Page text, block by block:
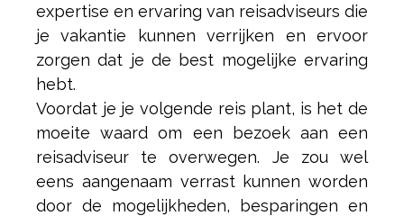
expertise en ervaring van reisadviseurs die
je vakantie kunnen verrijken en ervoor
zorgen dat je de best mogelijke ervaring
hebt.
Voordat je je volgende reis plant, is het de
moeite waard om een bezoek aan een
reisadviseur te overwegen. Je zou wel
eens aangenaam verrast kunnen worden
door de mogelijkheden, besparingen en